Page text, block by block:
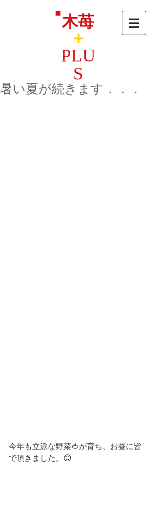
木苺
＋
PLU
S
暑い夏が続きます．．．
今年も立派な野菜🍅が育ち、お昼に皆
で頂きました。😊